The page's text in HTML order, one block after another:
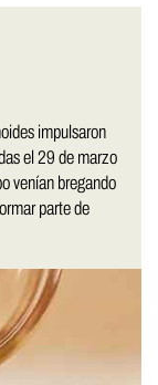
impulsaron
el 29 de marzo
venían bregando
parte de